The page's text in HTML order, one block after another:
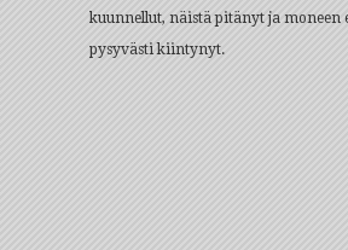
kuunnellut, näistä pitänyt ja moneen
pysyvästi kiintynyt.